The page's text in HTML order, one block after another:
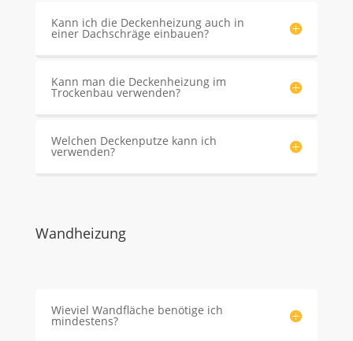
Kann ich die Deckenheizung auch in
einer Dachschräge einbauen?
Kann man die Deckenheizung im
Trockenbau verwenden?
Welchen Deckenputze kann ich
verwenden?
Wandheizung
Wieviel Wandfläche benötige ich
mindestens?